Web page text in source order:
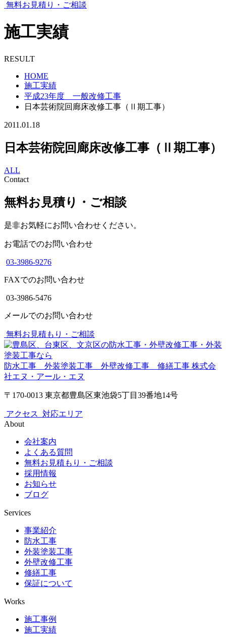
無料お見積り・ご相談
施工実績
RESULT
HOME
施工実績
平成23年度 一般改修工事
日本芸術院回廊床改修工事（Ⅱ期工事）
2011.01.18
日本芸術院回廊床改修工事（Ⅱ期工事）
ALL
Contact
無料お見積り・ご相談
是非お気軽にお問い合わせください。
お電話でのお問い合わせ
03-3986-9276
FAXでのお問い合わせ
03-3986-5476
メールでのお問い合わせ
無料お見積もり・ご相談
防水工事 外装塗装工事 外壁改修工事 修繕工事 株式会
社エヌ・アール・エヌ
〒170-0013 東京都豊島区東池袋5丁目39番地14号
アクセス 対応エリア
About
会社案内
よくある質問
無料お見積もり・ご相談
採用情報
お知らせ
ブログ
Services
事業紹介
防水工事
外装塗装工事
外壁改修工事
修繕工事
保証について
Works
施工事例
施工実績